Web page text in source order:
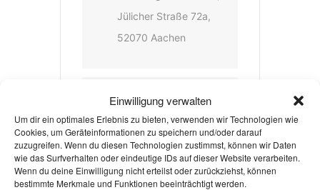
Einwilligung verwalten
Um dir ein optimales Erlebnis zu bieten, verwenden wir Technologien wie
Cookies, um Geräteinformationen zu speichern und/oder darauf
zuzugreifen. Wenn du diesen Technologien zustimmst, können wir Daten
wie das Surfverhalten oder eindeutige IDs auf dieser Website verarbeiten.
Wenn du deine Einwilligung nicht erteilst oder zurückziehst, können
bestimmte Merkmale und Funktionen beeinträchtigt werden.
Jülicher Straße 72a,
52070 Aachen
VERANSTALTER
DIGITALHUB AACHEN
E.V.
WEBSITE